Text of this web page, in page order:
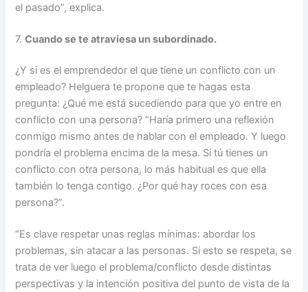
el pasado”, explica.
7.Cuando se te atraviesa un subordinado.
¿Y si es el emprendedor el que tiene un conflicto con un
empleado? Helguera te propone que te hagas esta
pregunta: ¿Qué me está sucediendo para que yo entre en
conflicto con una persona? “Haría primero una reflexión
conmigo mismo antes de hablar con el empleado. Y luego
pondría el problema encima de la mesa. Si tú tienes un
conflicto con otra persona, lo más habitual es que ella
también lo tenga contigo. ¿Por qué hay roces con esa
persona?”.
“Es clave respetar unas reglas mínimas: abordar los
problemas, sin atacar a las personas. Si esto se respeta, se
trata de ver luego el problema/conflicto desde distintas
perspectivas y la intención positiva del punto de vista de la